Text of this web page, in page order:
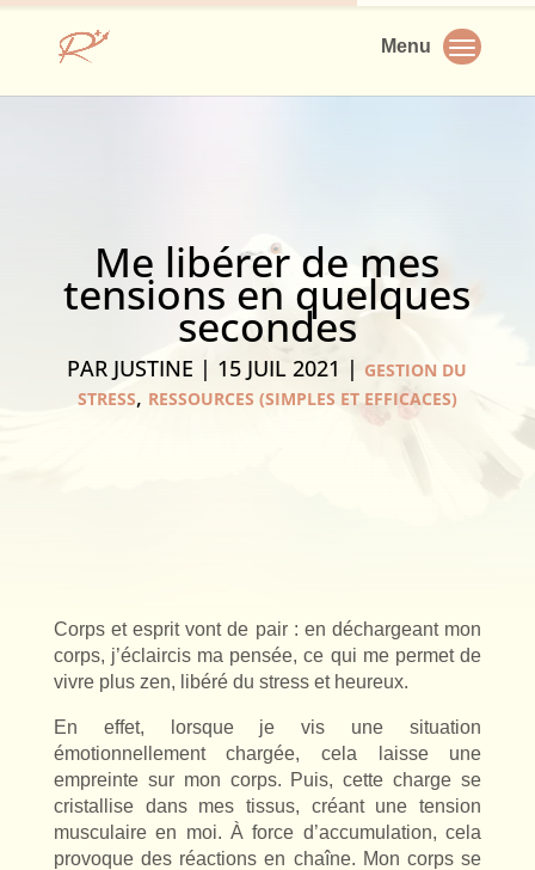
Me libérer de mes
tensions en quelques
secondes
PAR JUSTINE | 15 JUIL 2021 | GESTION DU
STRESS, RESSOURCES (SIMPLES ET EFFICACES)
Corps et esprit vont de pair : en déchargeant mon
corps, j’éclaircis ma pensée, ce qui me permet de
vivre plus zen, libéré du stress et heureux.
En effet, lorsque je vis une situation
émotionnellement chargée, cela laisse une
empreinte sur mon corps. Puis, cette charge se
cristallise dans mes tissus, créant une tension
musculaire en moi. À force d’accumulation, cela
provoque des réactions en chaîne. Mon corps se